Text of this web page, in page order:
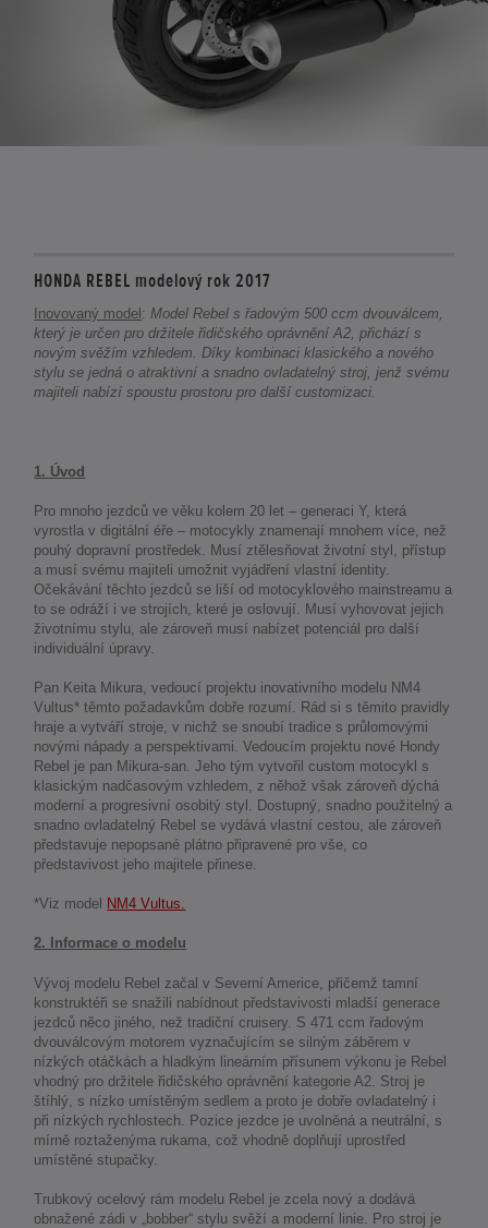
HONDA REBEL modelový rok 2017
Inovovaný model :Model Rebel s řadovým 500 ccm dvouválcem,
který je určen pro držitele řidičského oprávnění A2, přichází s
novým svěžím vzhledem. Díky kombinaci klasického a nového
stylu se jedná o atraktivní a snadno ovladatelný stroj, jenž svému
majiteli nabízí spoustu prostoru pro další customizaci.
1. Úvod
Pro mnoho jezdců ve věku kolem 20 let – generaci Y, která
vyrostla v digitální éře – motocykly znamenají mnohem více, než
pouhý dopravní prostředek. Musí ztělesňovat životní styl, přístup
a musí svému majiteli umožnit vyjádření vlastní identity.
Očekávání těchto jezdců se liší od motocyklového mainstreamu a
to se odráží i ve strojích, které je oslovují. Musí vyhovovat jejich
životnímu stylu, ale zároveň musí nabízet potenciál pro další
individuální úpravy.
Pan Keita Mikura, vedoucí projektu inovativního modelu NM4
Vultus* těmto požadavkům dobře rozumí. Rád si s těmito pravidly
hraje a vytváří stroje, v nichž se snoubí tradice s průlomovými
novými nápady a perspektivami. Vedoucím projektu nové Hondy
Rebel je pan Mikura-san. Jeho tým vytvořil custom motocykl s
klasickým nadčasovým vzhledem, z něhož však zároveň dýchá
moderní a progresivní osobitý styl. Dostupný, snadno použitelný a
snadno ovladatelný Rebel se vydává vlastní cestou, ale zároveň
představuje nepopsané plátno připravené pro vše, co
představivost jeho majitele přinese.
*Viz model NM4 Vultus.
2. Informace o modelu
Vývoj modelu Rebel začal v Severní Americe, přičemž tamní
konstruktéři se snažili nabídnout představivosti mladší generace
jezdců něco jiného, než tradiční cruisery. S 471 ccm řadovým
dvouválcovým motorem vyznačujícím se silným záběrem v
nízkých otáčkách a hladkým lineárním přísunem výkonu je Rebel
vhodný pro držitele řidičského oprávnění kategorie A2. Stroj je
štíhlý, s nízko umístěným sedlem a proto je dobře ovladatelný i
při nízkých rychlostech. Pozice jezdce je uvolněná a neutrální, s
mírně roztaženýma rukama, což vhodně doplňují uprostřed
umístěné stupačky.
Trubkový ocelový rám modelu Rebel je zcela nový a dodává
obnažené zádi v „bobber“ stylu svěží a moderní linie. Pro stroj je